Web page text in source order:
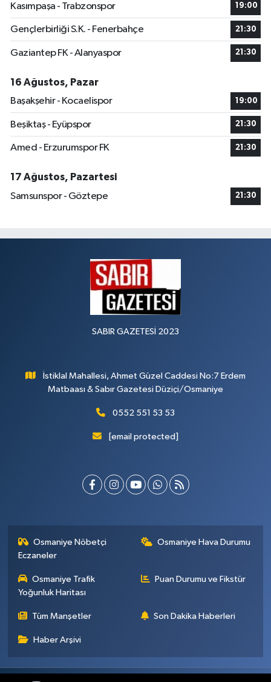
Kasımpaşa - Trabzonspor 19:00
Gençlerbirliği S.K. - Fenerbahçe 21:30
Gaziantep FK - Alanyaspor 21:30
16 Ağustos, Pazar
Başakşehir - Kocaelispor
19:00
Beşiktaş - Eyüpspor 21:30
Amed - Erzurumspor FK 21:30
17 Ağustos, Pazartesi
Samsunspor - Göztepe
21:30
SABIR GAZETESİ 2023
İstiklal Mahallesi, Ahmet Güzel Caddesi No:7 Erdem
Matbaası & Sabır Gazetesi Düziçi/Osmaniye
0552 551 53 53
[email protected]
Osmaniye Nöbetçi
Eczaneler
Osmaniye Hava Durumu
Osmaniye Trafik
Yoğunluk Haritası
Puan Durumu ve Fikstür
Tüm Manşetler Son Dakika Haberleri
Haber Arşivi